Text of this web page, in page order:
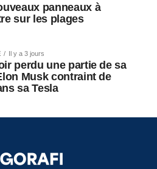
panneaux à
sur les plages
Il y a 3 jours
perdu une partie de sa
Musk contraint de
sa Tesla